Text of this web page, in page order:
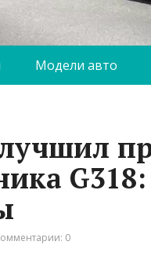
Модели авто
0